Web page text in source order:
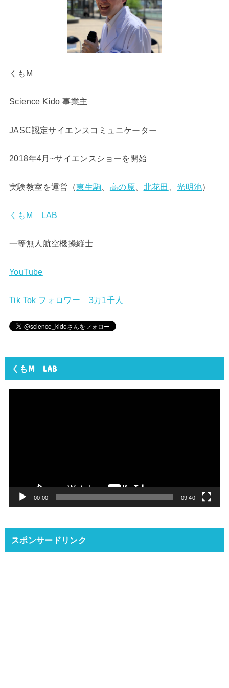
くもM
Science Kido 事業主
JASC認定サイエンスコミュニケーター
2018年4月~サイエンスショーを開始
実験教室を運営（東生駒 高の原 北花田 、光明池）
くもM LAB
一等無人航空機操縦士
YouTube
Tik Tok フォロワー 3万1千人
くもM LAB
00:00 09:40
スポンサードリンク